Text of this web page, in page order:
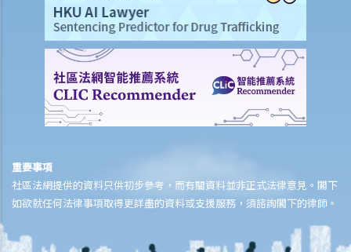
判決摘要1：租客繳交租金的責任獨立於租約中業主一方的承諾或責任
(Charmway Development Ltd 訴 Long China Engineering Ltd)
判決摘要2：租客未按時支付租金或其他應付款項之利息條款是可執行
的 (Luvpa Ltd 訴 Honor City HK Pharmacy Ltd)
使用或佔用出租物業的一般守則
1. 為何必須確定物業的主要用途，例如「住宅」或「非住宅」用途，以
2.我的租客把租給他的住宅物業用作商業用途（用作辦公室）。此等行
為會否影響我作為業主的權益或使我負上任何責任？假若租客在物業內
進行刑事性的活動，我可能會面對甚麼問題？
3. 我租住一個大廈單位，鄰居每在深夜時分大唱卡啦OK，擾人清夢。我
重要事項
社區法網提供的資料只供初步參考，而有關資料並非正式法律意見。閣下
如欲就任何法律事項取得更詳盡的資料或支援服務，須諮詢閣下的律師。